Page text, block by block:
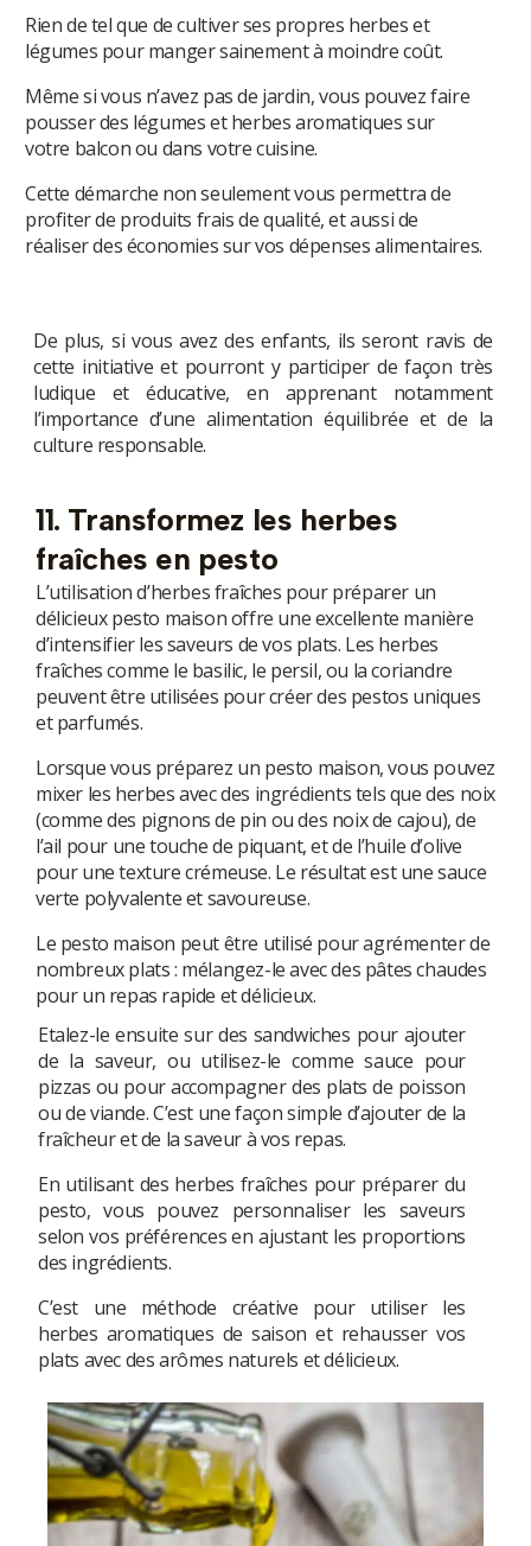
Rien de tel que de cultiver ses propres herbes et
légumes pour manger sainement à moindre coût.
Même si vous n’avez pas de jardin, vous pouvez faire
pousser des légumes et herbes aromatiques sur
votre balcon ou dans votre cuisine.
Cette démarche non seulement vous permettra de
profiter de produits frais de qualité, et aussi de
réaliser des économies sur vos dépenses alimentaires.
De plus, si vous avez des enfants, ils seront ravis de
cette initiative et pourront y participer de façon très
ludique et éducative, en apprenant notamment
l’importance d’une alimentation équilibrée et de la
culture responsable.
11. Transformez les herbes
fraîches en pesto
L’utilisation d’herbes fraîches pour préparer un
délicieux pesto maison offre une excellente manière
d’intensifier les saveurs de vos plats. Les herbes
fraîches comme le basilic, le persil, ou la coriandre
peuvent être utilisées pour créer des pestos uniques
et parfumés.
Lorsque vous préparez un pesto maison, vous pouvez
mixer les herbes avec des ingrédients tels que des noix
(comme des pignons de pin ou des noix de cajou), de
l’ail pour une touche de piquant, et de l’huile d’olive
pour une texture crémeuse. Le résultat est une sauce
verte polyvalente et savoureuse.
Le pesto maison peut être utilisé pour agrémenter de
nombreux plats : mélangez-le avec des pâtes chaudes
pour un repas rapide et délicieux.
Etalez-le ensuite sur des sandwiches pour ajouter
de la saveur, ou utilisez-le comme sauce pour
pizzas ou pour accompagner des plats de poisson
ou de viande. C’est une façon simple d’ajouter de la
fraîcheur et de la saveur à vos repas.
En utilisant des herbes fraîches pour préparer du
pesto, vous pouvez personnaliser les saveurs
selon vos préférences en ajustant les proportions
des ingrédients.
C’est une méthode créative pour utiliser les
herbes aromatiques de saison et rehausser vos
plats avec des arômes naturels et délicieux.